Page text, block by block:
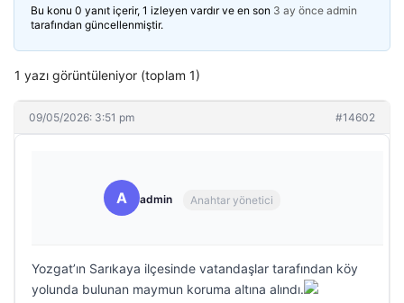
Bu konu 0 yanıt içerir, 1 izleyen vardır ve en son 3 ay önce admin
tarafından güncellenmiştir.
1 yazı görüntüleniyor (toplam 1)
09/05/2026: 3:51 pm #14602
A admin Anahtar yönetici
Yozgat’ın Sarıkaya ilçesinde vatandaşlar tarafından köy
yolunda bulunan maymun koruma altına alındı.